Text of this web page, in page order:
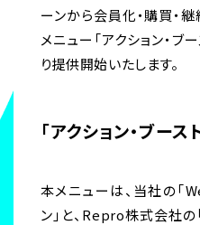
ーンから会員化・購買・
メニュー「アクション・ブ
り提供開始いたします。
「アクション・ブース
本メニューは、当社の「
ン」と、Repro株式会社